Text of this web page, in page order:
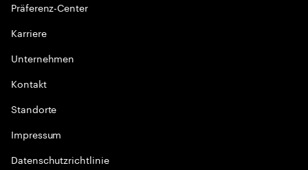
Präferenz-Center
Karriere
Unternehmen
Kontakt
Standorte
Impressum
Datenschutzrichtlinie